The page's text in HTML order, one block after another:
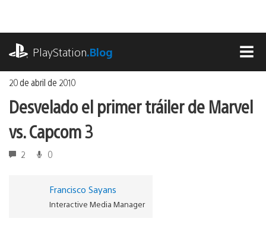
contenido
PlayStation.Blog
20 de abril de 2010
Desvelado el primer tráiler de Marvel
vs. Capcom 3
2 0
Francisco Sayans
Interactive Media Manager